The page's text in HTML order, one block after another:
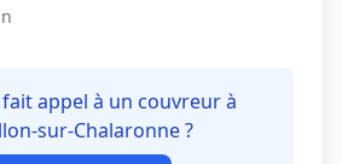
appel à un couvreur à
sur-Chalaronne ?